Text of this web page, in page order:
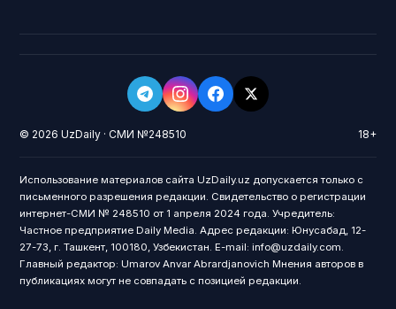
© 2026 UzDaily · СМИ №248510 18+
Использование материалов сайта UzDaily.uz допускается только с
письменного разрешения редакции. Свидетельство о регистрации
интернет-СМИ № 248510 от 1 апреля 2024 года. Учредитель:
Частное предприятие Daily Media. Адрес редакции: Юнусабад, 12-
27-73, г. Ташкент, 100180, Узбекистан. E-mail: info@uzdaily.com.
Главный редактор: Umarov Anvar Abrardjanovich Мнения авторов в
публикациях могут не совпадать с позицией редакции.